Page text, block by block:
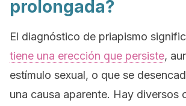
prolongada?
El diagnóstico de priapismo
tiene una erección que persiste,
estímulo sexual, o que se
una causa aparente. Hay diversos